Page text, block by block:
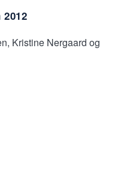
Kristine Nergaard og